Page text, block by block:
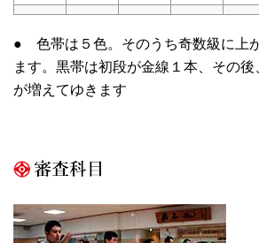
● 色帯は５色。そのうち奇数級に上
ます。黒帯は初段が金線１本、その
が増えてゆきます